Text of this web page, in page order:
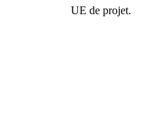
UE de projet.